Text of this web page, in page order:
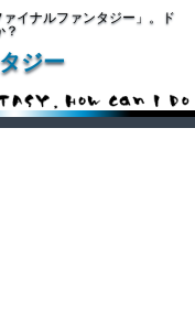
イナルファンタジー」。ド
？
ジー